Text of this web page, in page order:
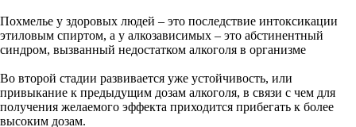
Похмелье у здоровых людей – это последствие интоксикации
этиловым спиртом, а у алкозависимых – это абстинентный
синдром, вызванный недостатком алкоголя в организме
Во второй стадии развивается уже устойчивость, или
привыкание к предыдущим дозам алкоголя, в связи с чем для
получения желаемого эффекта приходится прибегать к более
высоким дозам.